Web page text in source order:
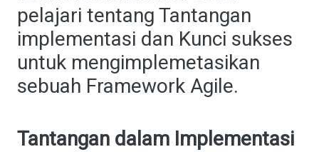
pelajari tentang Tantangan
implementasi dan Kunci sukses
untuk mengimplemetasikan
sebuah Framework Agile.
Tantangan dalam Implementasi